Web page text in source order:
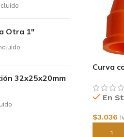
Otra 1"
32x25x20mm
Curva
En
$3.036
Añadir